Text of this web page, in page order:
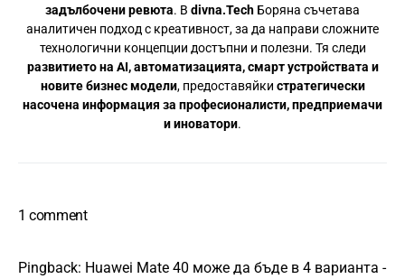
задълбочени ревюта. В divna.Tech Боряна съчетава
аналитичен подход с креативност, за да направи сложните
технологични концепции достъпни и полезни. Тя следи
развитието на AI, автоматизацията, смарт устройствата и
новите бизнес модели, предоставяйки стратегически
насочена информация за професионалисти, предприемачи
и иноватори.
1 comment
Pingback: Huawei Mate 40 може да бъде в 4 варианта -